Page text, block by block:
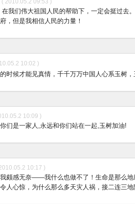
2010.05.2 09:53 )
在我们伟大祖国人民的帮助下，一定会挺过去。
，但是我相信人民的力量！
10:02 )
时候才能见真情，千千万万中国人心系玉树
10:09 )
们是一家人,永远和你们站在一起,玉树加油!
10:17 )
颇感无奈——我什么也做不了！生命是那么地
人心惊，为什么那么多天灾人祸，接二连三